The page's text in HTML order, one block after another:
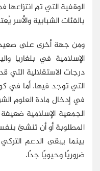
الوقفية التي تم
بالفئات الشبابية والأسر
ومن جهة أخرى على صعيد
الإسلامية في بلغاريا
درجات الاستقلالية التي
التي توجد فيها. أما في
في إدخال مادة العلوم
الجمعية الإسلامية
المطلوبة أو أن تنشئ
بينما يبقى الدعم
ضروريًا وحيويًا جدًا.